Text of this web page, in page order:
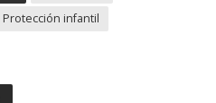
Protección infantil